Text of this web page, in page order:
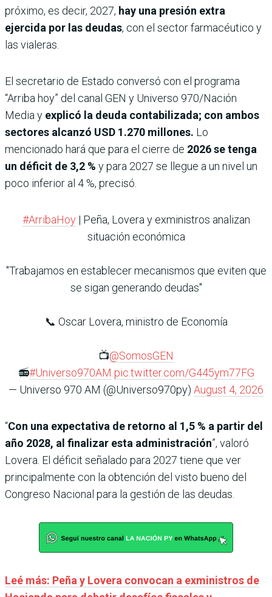
próximo, es decir, 2027, hay una presión extra
ejercida por las deudas, con el sector farmacéutico y
las vialeras.
El secretario de Estado conversó con el programa
“Arriba hoy” del canal GEN y Universo 970/Nación
Media y explicó la deuda contabilizada; con ambos
sectores alcanzó USD 1.270 millones. Lo
mencionado hará que para el cierre de 2026 se tenga
un déficit de 3,2 % y para 2027 se llegue a un nivel un
poco inferior al 4 %, precisó.
#ArribaHoy| Peña, Lovera y exministros analizan
situación económica
"Trabajamos en establecer mecanismos que eviten que
se sigan generando deudas"
📞 Oscar Lovera, ministro de Economía
📺@SomosGEN
📻#Universo970AM pic.twitter.com/G445ym77FG
— Universo 970 AM (@Universo970py) August 4, 2026
“Con una expectativa de retorno al 1,5 % a partir del
año 2028, al finalizar esta administración”, valoró
Lovera. El déficit señalado para 2027 tiene que ver
principalmente con la obtención del visto bueno del
Congreso Nacional para la gestión de las deudas.
Leé más: Peña y Lovera convocan a exministros de